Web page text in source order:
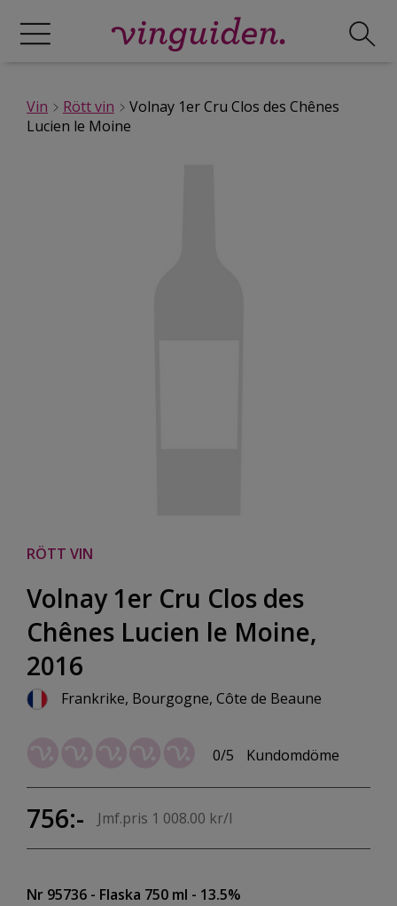
Vin Rött vin
Volnay 1er Cru Clos des Chênes
Lucien le Moine
RÖTT VIN
Volnay 1er Cru Clos des
Chênes Lucien le Moine,
2016
Frankrike, Bourgogne, Côte de Beaune
0/5 Kundomdöme
756:- Jmf.pris 1 008.00 kr/l
Nr 95736 - Flaska 750 ml - 13.5%